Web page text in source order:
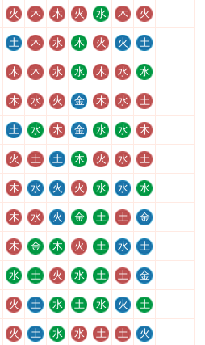
火 木 木 火 水 木 火
土 木 水 木 火 火 土
木 木 水 水 木 水 水
木 水 火 金 木 水 土
土 水 木 金 水 水 木
火 土 土 木 火 水 土
木 水 火 火 水 水 水
木 水 火 金 土 土 金
木 金 木 火 土 水 土
水 土 火 水 土 土 金
火 土 水 土 水 火 土
火 土 水 水 土 土 火